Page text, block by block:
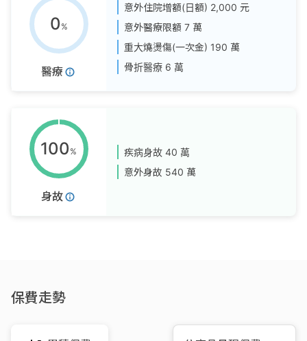
0 %
醫療
意外住院增額(日額) 2,000 元
意外醫療限額 7 萬
重大燒燙傷(一次金) 190 萬
骨折醫療 6 萬
100 %
身故
疾病身故 40 萬
意外身故 540 萬
保費走勢